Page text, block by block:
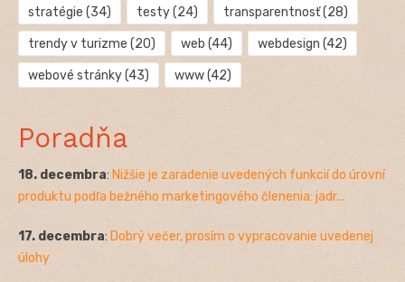
stratégie (34) testy(24) transparentnosť(28)
trendy v turizme (20) web (44) webdesign (42)
webové stránky(43) www(42)
Poradňa
18. decembra: Nižšie je zaradenie uvedených funkcií do úrovní
produktu podľa bežného marketingového členenia: jadr...
17. decembra: Dobrý večer, prosím o vypracovanie uvedenej
úlohy